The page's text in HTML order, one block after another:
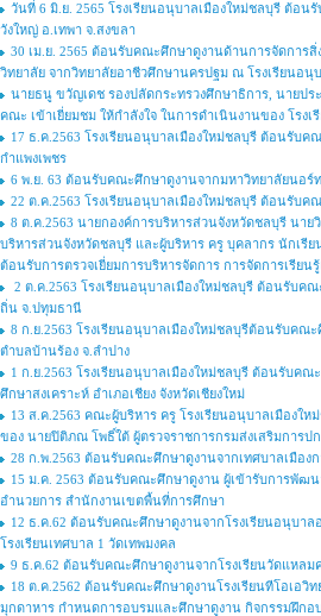
วันที่ 6 มิ.ย. 2565 โรงเรียนอนุบาลเมืองใหม่ชลบุรี ต้อน
วังใหญ่ อ.เทพา จ.สงขลา
30 เม.ย. 2565 ต้อนรับคณะศึกษาดูงานด้านการจัดการ
วิทยาลัย จากวิทยาลัยอาชีวศึกษานครปฐม ณ โรงเรียนอนุ
นายธนู ขวัญเดช รองปลัดกระทรวงศึกษาธิการ, นายปร
คณะ เข้าเยี่ยมชม ให้กำลังใจ ในการดำเนินงานของ โรง
17 ธ.ค.2563 โรงเรียนอนุบาลเมืองใหม่ชลบุรี ต้อนรับค
กำแพงเพชร
6 พ.ย. 63 ต้อนรับคณะศึกษาดูงานจากมหาวิทยาลัยนอร์
22 ต.ค.2563 โรงเรียนอนุบาลเมืองใหม่ชลบุรี ต้อนรับค
8 ต.ค.2563 นายกองค์การบริหารส่วนจังหวัดชลบุรี นา
บริหารส่วนจังหวัดชลบุรี และผู้บริหาร ครู บุคลากร นักเรีย
ต้อนรับการตรวจเยี่ยมการบริหารจัดการ การจัดการเรีย
2 ต.ค.2563 โรงเรียนอนุบาลเมืองใหม่ชลบุรี ต้อนรับ
ถิ่น จ.ปทุมธานี
8 ก.ย.2563 โรงเรียนอนุบาลเมืองใหม่ชลบุรีต้อนรับคณ
ตำบลบ้านร้อง จ.ลำปาง
1 ก.ย.2563 โรงเรียนอนุบาลเมืองใหม่ชลบุรี ต้อนรับคณ
ศึกษาสงเคราะห์ อำเภอเชียง จังหวัดเชียงใหม่
13 ส.ค.2563 คณะผู้บริหาร ครู โรงเรียนอนุบาลเมืองให
ของ นายปิติภณ โพธิ์ใต้ ผู้ตรวจราชการกรมส่งเสริมการป
28 ก.พ.2563 ต้อนรับคณะศึกษาดูงานจากเทศบาลเมือง
15 ม.ค. 2563 ต้อนรับคณะศึกษาดูงาน ผู้เข้ารับการพัฒ
อำนวยการ สำนักงานเขตพื้นที่การศึกษา
12 ธ.ค.62 ต้อนรับคณะศึกษาดูงานจากโรงเรียนอนุบา
โรงเรียนเทศบาล 1 วัดเทพมงคล
9 ธ.ค.62 ต้อนรับคณะศึกษาดูงานจากโรงเรียนวัดแหลม
18 ต.ค.2562 ต้อนรับคณะศึกษาดูงานโรงเรียนทีโอเอวิ
มุกดาหาร กำหนดการอบรมและศึกษาดูงาน กิจกรรมฝึกอ